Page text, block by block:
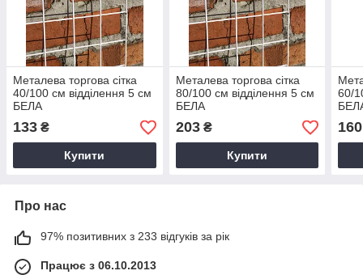
Металева торгова сітка
40/100 см відділення 5 см
БЕЛА
133 ₴
Купити
Металева торгова сітка
80/100 см відділення 5 см
БЕЛА
203₴
Купити
60/
160
Про нас
97% позитивних з 233 відгуків за рік
Працює з 06.10.2013